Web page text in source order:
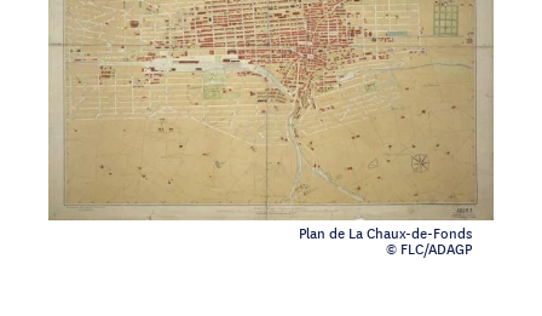
Plan de La Chaux-de-Fonds
© FLC/ADAGP